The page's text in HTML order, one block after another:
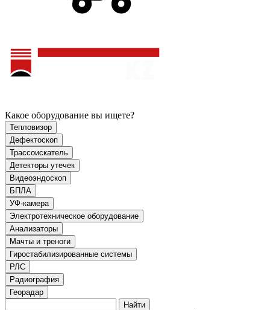
Какое оборудование вы ищете?
Тепловизор
Дефектоскоп
Трассоискатель
Детекторы утечек
Видеоэндоскоп
БПЛА
УФ-камера
Электротехническое оборудование
Анализаторы
Мачты и треноги
Гиростабилизированные системы
РЛС
Радиография
Георадар
Найти